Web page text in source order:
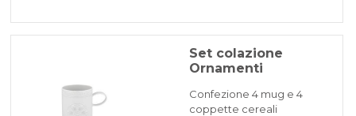
Set colazione
Ornamenti
Confezione 4 mug e 4
coppette cereali